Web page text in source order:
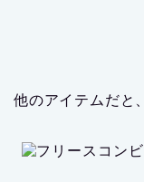
他のアイテムだと、